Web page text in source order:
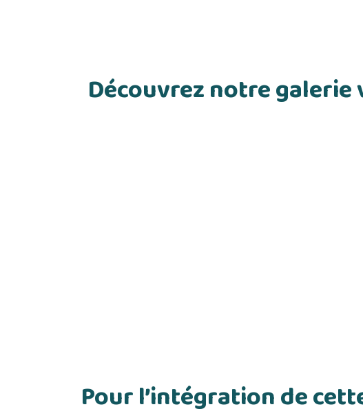
Découvrez notre galerie
Pour l’intégration de